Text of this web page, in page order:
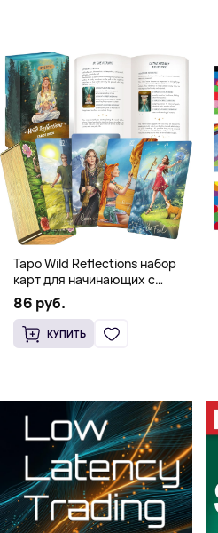
Таро Wild Reflections набор
карт для начинающих с
книгой (78 карт, золочёные
края)
86 руб.
КУПИТЬ